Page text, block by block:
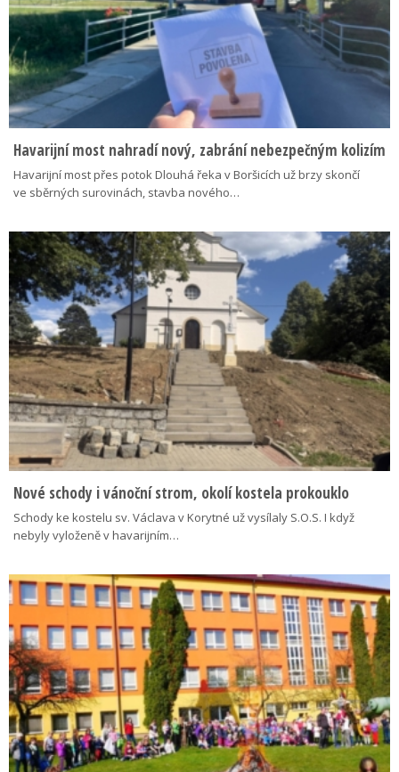
Havarijní most nahradí nový, zabrání nebezpečným kolizím
Havarijní most přes potok Dlouhá řeka v Boršicích už brzy skončí
ve sběrných surovinách, stavba nového…
Nové schody i vánoční strom, okolí kostela prokouklo
Schody ke kostelu sv. Václava v Korytné už vysílaly S.O.S. I když
nebyly vyloženě v havarijním…